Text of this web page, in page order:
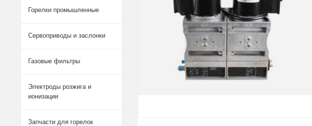
Горелки промышленные
Сервоприводы и заслонки
Газовые фильтры
Электроды розжига и
ионизации
Запчасти для горелок